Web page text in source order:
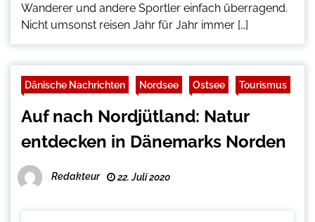
Wanderer und andere Sportler einfach überragend.
Nicht umsonst reisen Jahr für Jahr immer […]
Dänische Nachrichten Nordsee Ostsee Tourismus
Auf nach Nordjütland: Natur
entdecken in Dänemarks Norden
Redakteur 22. Juli 2020